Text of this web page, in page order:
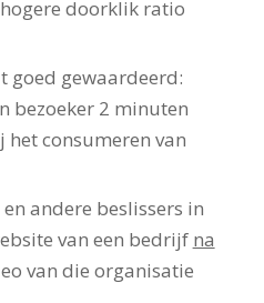
doorklik ratio
goed gewaardeerd:
bezoeker 2 minuten
consumeren van
andere beslissers in
van een bedrijf na
van die organisatie